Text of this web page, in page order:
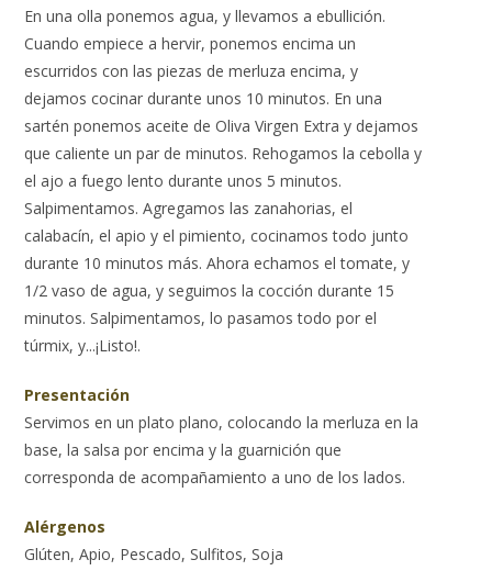
En una olla ponemos agua, y llevamos a ebullición.
Cuando empiece a hervir, ponemos encima un
escurridos con las piezas de merluza encima, y
dejamos cocinar durante unos 10 minutos. En una
sartén ponemos aceite de Oliva Virgen Extra y dejamos
que caliente un par de minutos. Rehogamos la cebolla y
el ajo a fuego lento durante unos 5 minutos.
Salpimentamos. Agregamos las zanahorias, el
calabacín, el apio y el pimiento, cocinamos todo junto
durante 10 minutos más. Ahora echamos el tomate, y
1/2 vaso de agua, y seguimos la cocción durante 15
minutos. Salpimentamos, lo pasamos todo por el
túrmix, y...¡Listo!.
Presentación
Servimos en un plato plano, colocando la merluza en la
base, la salsa por encima y la guarnición que
corresponda de acompañamiento a uno de los lados.
Alérgenos
Glúten, Apio, Pescado, Sulfitos, Soja